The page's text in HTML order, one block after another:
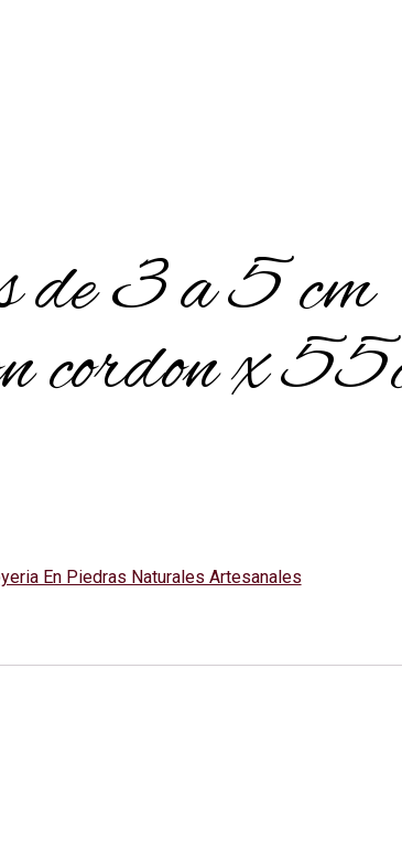
3 a 5 cm
cordon x
En Piedras Naturales Artesanales